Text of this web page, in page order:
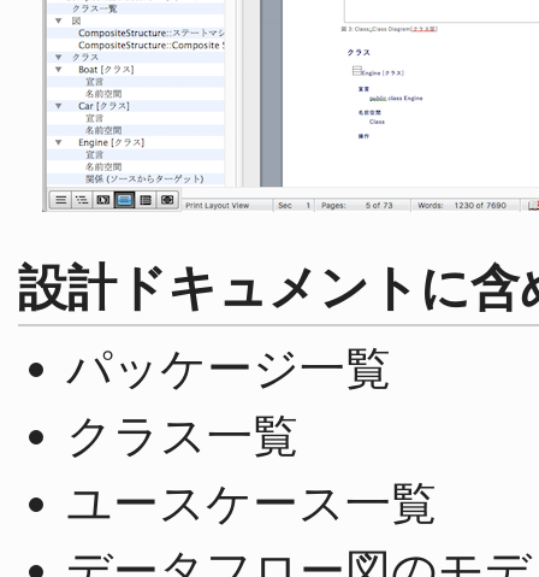
設計ドキュメントに含
パッケージ一覧
クラス一覧
ユースケース一覧